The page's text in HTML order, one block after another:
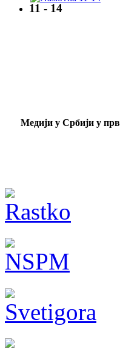
11 - 14
Mедији у Србији у